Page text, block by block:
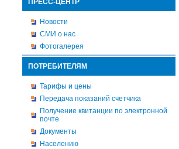
ПРЕСС-ЦЕНТР
Новости
СМИ о нас
Фотогалерея
ПОТРЕБИТЕЛЯМ
Тарифы и цены
Передача показаний счетчика
Получение квитанции по электронной
почте
Документы
Населению